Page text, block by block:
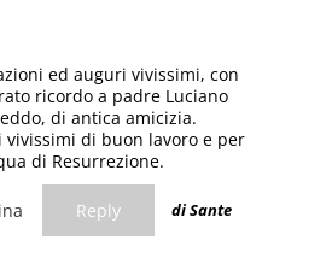
ed auguri vivissimi, con
ricordo a padre Luciano
di antica amicizia.
vivissimi di buon lavoro e per
di Resurrezione.
Reply di Sante